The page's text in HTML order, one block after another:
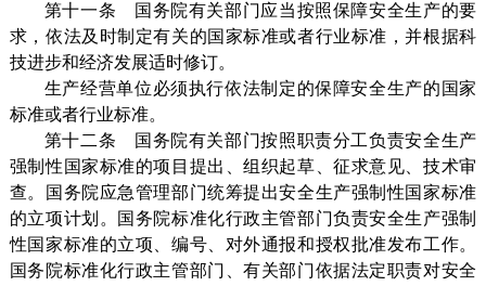
第十一条 国务院有关部门应当按照保障安全生产的要
求，依法及时制定有关的国家标准或者行业标准，并根据科
技进步和经济发展适时修订。
生产经营单位必须执行依法制定的保障安全生产的国家
标准或者行业标准。
第十二条 国务院有关部门按照职责分工负责安全生产
强制性国家标准的项目提出、组织起草、征求意见、技术审
查。国务院应急管理部门统筹提出安全生产强制性国家标准
的立项计划。国务院标准化行政主管部门负责安全生产强制
性国家标准的立项、编号、对外通报和授权批准发布工作。
国务院标准化行政主管部门、有关部门依据法定职责对安全